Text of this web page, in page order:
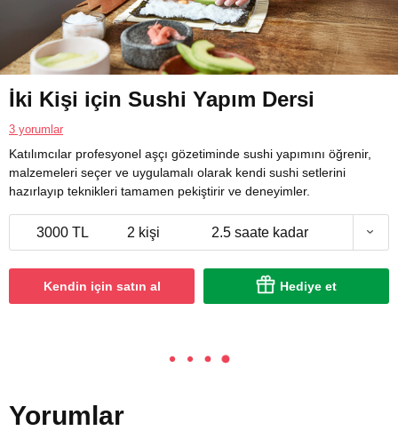
İki Kişi için Sushi Yapım Dersi
3 yorumlar
Katılımcılar profesyonel aşçı gözetiminde sushi yapımını öğrenir,
malzemeleri seçer ve uygulamalı olarak kendi sushi setlerini
hazırlayıp teknikleri tamamen pekiştirir ve deneyimler.
3000 TL 2 kişi 2.5 saate kadar
Kendin için satın al Hediye et
Yorumlar